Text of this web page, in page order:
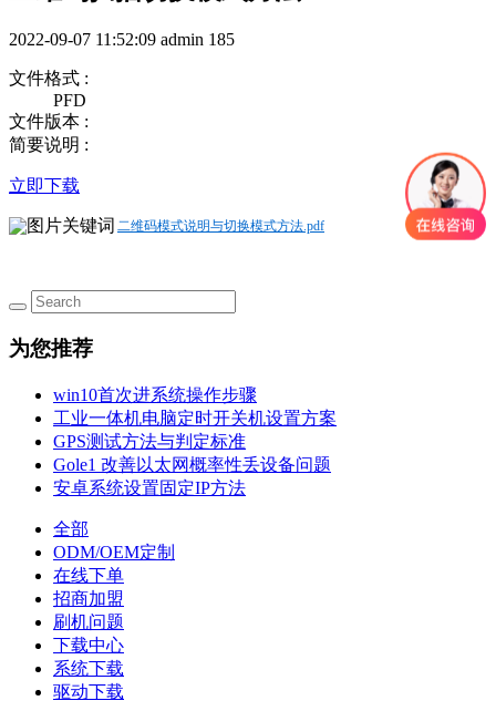
2022-09-07 11:52:09 admin 185
文件格式 :
PFD
文件版本 :
简要说明 :
立即下载
二维码模式说明与切换模式方法.pdf
为您推荐
win10首次进系统操作步骤
工业一体机电脑定时开关机设置方案
GPS测试方法与判定标准
Gole1 改善以太网概率性丢设备问题
安卓系统设置固定IP方法
全部
ODM/OEM定制
在线下单
招商加盟
刷机问题
下载中心
系统下载
驱动下载